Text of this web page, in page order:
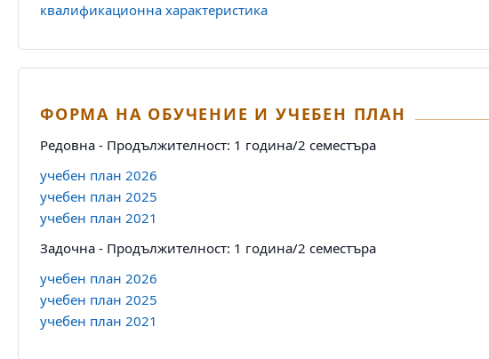
квалификационна характеристика
ФОРМА НА ОБУЧЕНИЕ И УЧЕБЕН ПЛАН
Редовна - Продължителност: 1 година/2 семестъра
учебен план 2026
учебен план 2025
учебен план 2021
Задочна - Продължителност: 1 година/2 семестъра
учебен план 2026
учебен план 2025
учебен план 2021